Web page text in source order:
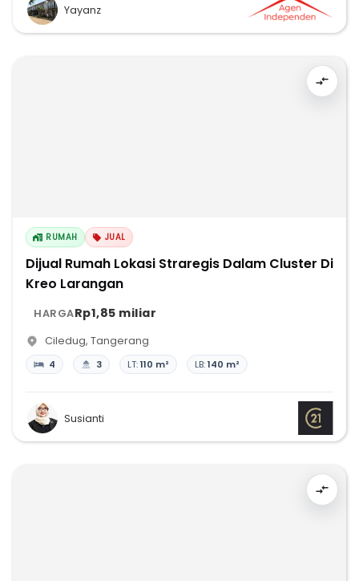
Yayanz
RUMAH JUAL
Dijual Rumah Lokasi Straregis Dalam Cluster Di
Kreo Larangan
HARGARp1,85 miliar
Ciledug, Tangerang
4 3 LT:110 m² LB:140 m²
Susianti